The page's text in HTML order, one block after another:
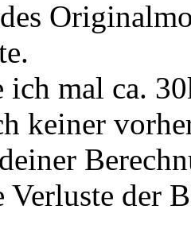
ich mal ca.
keiner
der